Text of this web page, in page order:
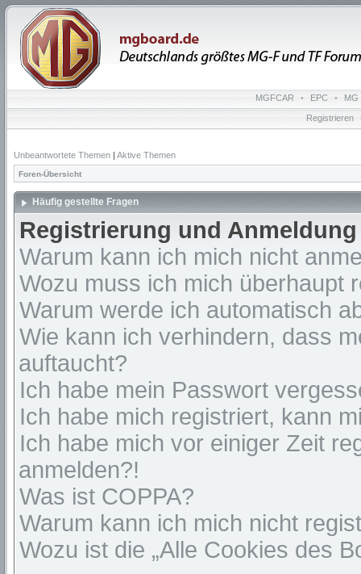
MGFCAR • EPC • MG
Registrieren
Unbeantwortete Themen | Aktive Themen
Foren-Übersicht
Häufig gestellte Fragen
Registrierung und Anmeldung
Warum kann ich mich nicht
Wozu muss ich mich überhaupt
Warum werde ich automatisch
Wie kann ich verhindern, dass
auftaucht?
Ich habe mein Passwort
Ich habe mich registriert, kann
Ich habe mich vor einiger Zeit
anmelden?!
Was ist COPPA?
Warum kann ich mich nicht
Wozu ist die „Alle Cookies des